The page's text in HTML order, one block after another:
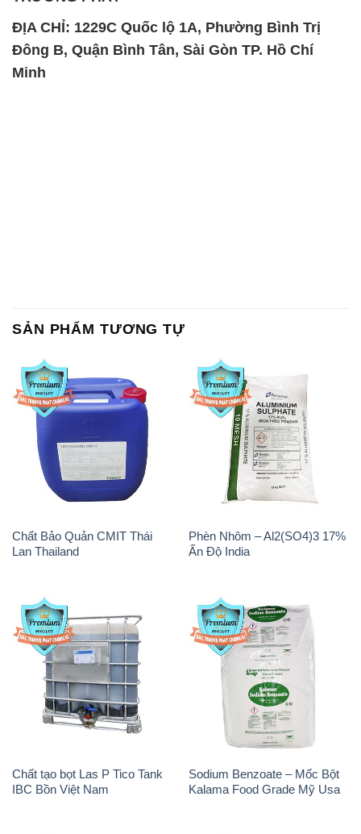
ĐỊA CHỈ: 1229C Quốc lộ 1A, Phường Bình Trị
Đông B, Quận Bình Tân, Sài Gòn TP. Hồ Chí
Minh
SẢN PHẨM TƯƠNG TỰ
Chất Bảo Quản CMIT Thái
Lan Thailand
Phèn Nhôm – Al2(SO4)3 17%
Ấn Độ India
Chất tạo bọt Las P Tico Tank
IBC Bồn Việt Nam
Sodium Benzoate – Mốc Bột
Kalama Food Grade Mỹ Usa